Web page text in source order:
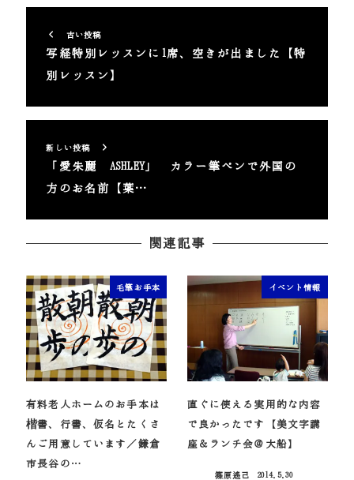
古い投稿
写経特別レッスンに1席、空きが出ました【特
別レッスン】
新しい投稿
「愛朱麗 ASHLEY」 カラー筆ペンで外国の
方のお名前【葉…
関連記事
毛筆お手本
有料老人ホームのお手本は
楷書、行書、仮名とたくさ
んご用意しています／鎌倉
市長谷の…
イベント情報
直ぐに使える実用的な内容
で良かったです【美文字講
座＆ランチ会＠大船】
篠原遙己
2014.5.30